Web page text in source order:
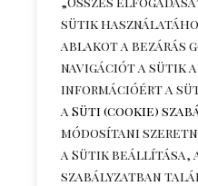
sütik
ablakot a bezárás
navigációt a sütik
információért a
a Süti (cookie)
módosítani
a Sütik beállítása,
szabályzatban